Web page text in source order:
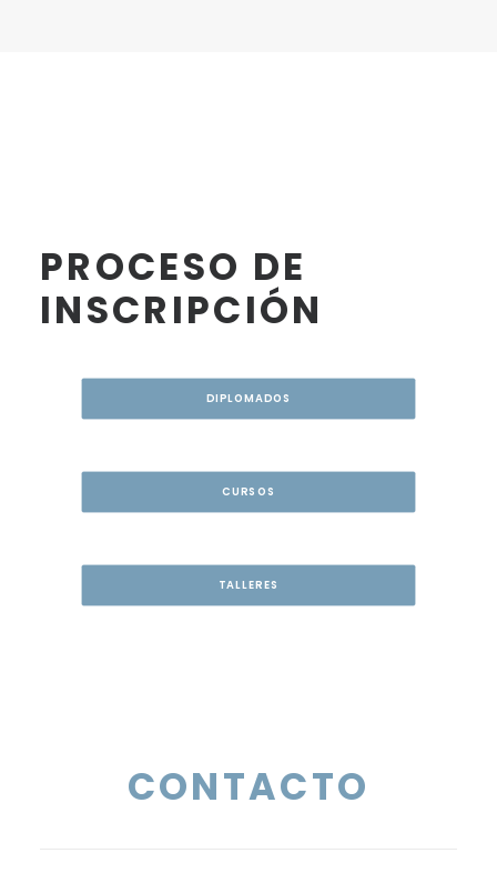
PROCESO DE
INSCRIPCIÓN
DIPLOMADOS
CURSOS
TALLERES
CONTACTO